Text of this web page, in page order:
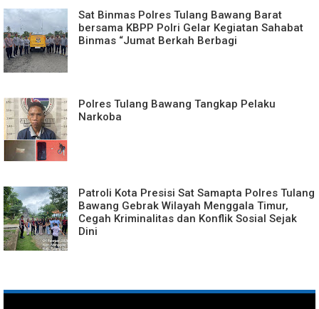
Sat Binmas Polres Tulang Bawang Barat
bersama KBPP Polri Gelar Kegiatan Sahabat
Binmas “Jumat Berkah Berbagi
Polres Tulang Bawang Tangkap Pelaku
Narkoba
Patroli Kota Presisi Sat Samapta Polres Tulang
Bawang Gebrak Wilayah Menggala Timur,
Cegah Kriminalitas dan Konflik Sosial Sejak
Dini